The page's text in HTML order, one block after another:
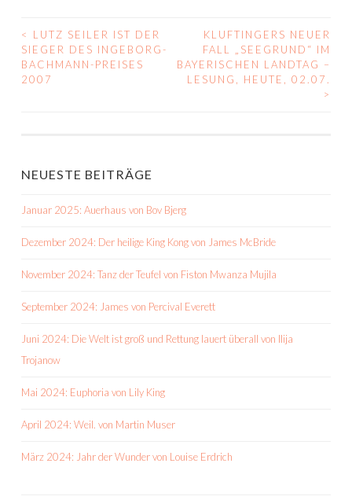
BEITRAGS-
NAVIGATION
<
LUTZ SEILER IST DER
SIEGER DES INGEBORG-
BACHMANN-PREISES
2007
KLUFTINGERS NEUER
FALL „SEEGRUND“ IM
BAYERISCHEN LANDTAG –
LESUNG, HEUTE, 02.07.
>
NEUESTE BEITRÄGE
Januar 2025: Auerhaus von Bov Bjerg
Dezember 2024: Der heilige King Kong von James McBride
November 2024: Tanz der Teufel von Fiston Mwanza Mujila
September 2024: James von Percival Everett
Juni 2024: Die Welt ist groß und Rettung lauert überall von Ilija
Trojanow
Mai 2024: Euphoria von Lily King
April 2024: Weil. von Martin Muser
März 2024: Jahr der Wunder von Louise Erdrich